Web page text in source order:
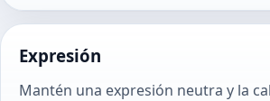
Expresión
Mantén una expresión neutra y la